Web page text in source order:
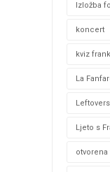
Izložba
koncert
kviz
La
Ljeto s
otvorena